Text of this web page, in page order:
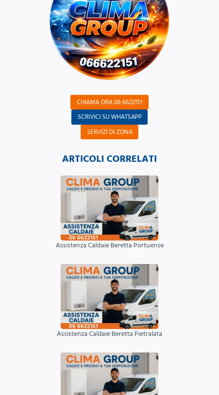
CHIAMA ORA 06 6622151
SCRIVICI SU WHATSAPP
SERVIZI DI ZONA
ARTICOLI CORRELATI
Assistenza Caldaie Beretta Portuense
Assistenza Caldaie Beretta Pietralata